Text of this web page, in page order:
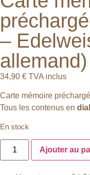
–
allemand)
34,90 € TVA inclus
Carte mémoire
Tous les contenus en
En stock
Ajouter au